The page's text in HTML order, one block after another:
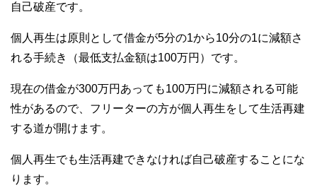
自己破産です。
個人再生は原則として借金が5分の1から10分の1に減額さ
れる手続き（最低支払金額は100万円）です。
現在の借金が300万円あっても100万円に減額される可能
性があるので、フリーターの方が個人再生をして生活再建
する道が開けます。
個人再生でも生活再建できなければ自己破産することにな
ります。